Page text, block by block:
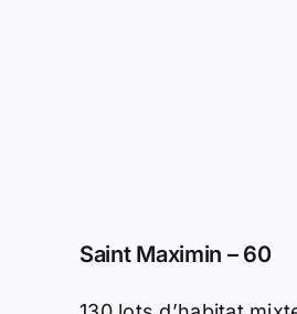
Saint Maximin – 60